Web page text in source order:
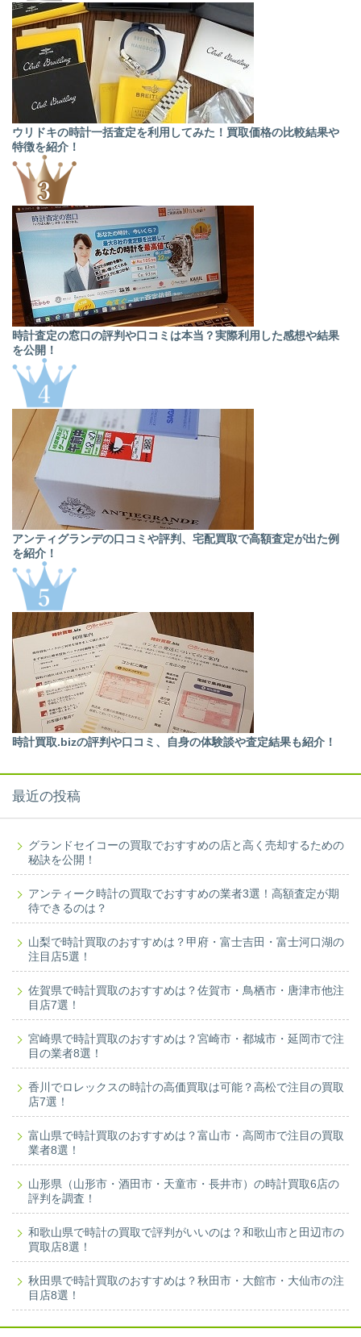
ウリドキの時計一括査定を利用してみた！買取価格の比較結果や
特徴を紹介！
時計査定の窓口の評判や口コミは本当？実際利用した感想や結果
を公開！
アンティグランデの口コミや評判、宅配買取で高額査定が出た例
を紹介！
時計買取.bizの評判や口コミ、自身の体験談や査定結果も紹介！
最近の投稿
グランドセイコーの買取でおすすめの店と高く売却するための
秘訣を公開！
アンティーク時計の買取でおすすめの業者3選！高額査定が期
待できるのは？
山梨で時計買取のおすすめは？甲府・富士吉田・富士河口湖の
注目店5選！
佐賀県で時計買取のおすすめは？佐賀市・鳥栖市・唐津市他注
目店7選！
宮崎県で時計買取のおすすめは？宮崎市・都城市・延岡市で注
目の業者8選！
香川でロレックスの時計の高価買取は可能？高松で注目の買取
店7選！
富山県で時計買取のおすすめは？富山市・高岡市で注目の買取
業者8選！
山形県（山形市・酒田市・天童市・長井市）の時計買取6店の
評判を調査！
和歌山県で時計の買取で評判がいいのは？和歌山市と田辺市の
買取店8選！
秋田県で時計買取のおすすめは？秋田市・大館市・大仙市の注
目店8選！